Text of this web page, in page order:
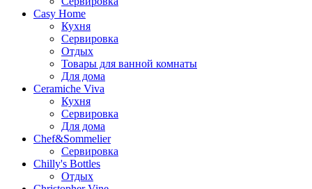
Casy Home
Кухня
Сервировка
Отдых
Товары для ванной комнаты
Для дома
Ceramiche Viva
Кухня
Сервировка
Для дома
Chef&Sommelier
Сервировка
Chilly's Bottles
Отдых